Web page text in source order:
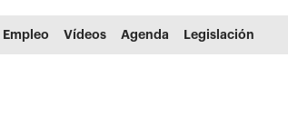
Empleo Vídeos Agenda Legislación